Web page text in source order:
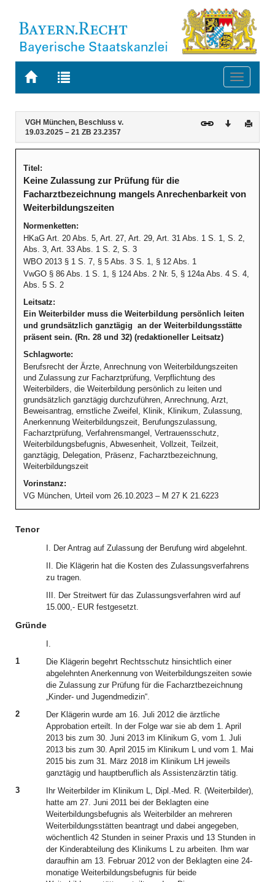
Zur
BAYERN.RECHT
Zur
letzten
Suche
Toggle
Navigation
Inhalt
VGH München, Beschluss v.
19.03.2025 – 21 ZB 23.2357
Download
Titel:
Keine Zulassung zur Prüfung für die
Facharztbezeichnung mangels Anrechenbarkeit von
Weiterbildungszeiten
Normenketten:
HKaG Art. 20 Abs. 5, Art. 27, Art. 29, Art. 31 Abs. 1 S. 1, S. 2,
Abs. 3, Art. 33 Abs. 1 S. 2, S. 3
WBO 2013 § 1 S. 7, § 5 Abs. 3 S. 1, § 12 Abs. 1
VwGO § 86 Abs. 1 S. 1, § 124 Abs. 2 Nr. 5, § 124a Abs. 4 S. 4,
Abs. 5 S. 2
Leitsatz:
Ein Weiterbilder muss die Weiterbildung persönlich leiten
und grundsätzlich ganztägig an der Weiterbildungsstätte
präsent sein. (Rn. 28 und 32) (redaktioneller Leitsatz)
Schlagworte:
Berufsrecht der Ärzte, Anrechnung von Weiterbildungszeiten
und Zulassung zur Facharztprüfung, Verpflichtung des
Weiterbilders, die Weiterbildung persönlich zu leiten und
grundsätzlich ganztägig durchzuführen, Anrechnung, Arzt,
Beweisantrag, ernstliche Zweifel, Klinik, Klinikum, Zulassung,
Anerkennung Weiterbildungszeit, Berufungszulassung,
Facharztprüfung, Verfahrensmangel, Vertrauensschutz,
Weiterbildungsbefugnis, Abwesenheit, Vollzeit, Teilzeit,
ganztägig, Delegation, Präsenz, Facharztbezeichnung,
Weiterbildungszeit
Vorinstanz:
VG München, Urteil vom 26.10.2023 – M 27 K 21.6223
Tenor
I. Der Antrag auf Zulassung der Berufung wird abgelehnt.
II. Die Klägerin hat die Kosten des Zulassungsverfahrens
zu tragen.
III. Der Streitwert für das Zulassungsverfahren wird auf
15.000,- EUR festgesetzt.
Gründe
I.
1
Die Klägerin begehrt Rechtsschutz hinsichtlich einer
abgelehnten Anerkennung von Weiterbildungszeiten sowie
die Zulassung zur Prüfung für die Facharztbezeichnung
„Kinder- und Jugendmedizin“.
2
Der Klägerin wurde am 16. Juli 2012 die ärztliche
Approbation erteilt. In der Folge war sie ab dem 1. April
2013 bis zum 30. Juni 2013 im Klinikum G, vom 1. Juli
2013 bis zum 30. April 2015 im Klinikum L und vom 1. Mai
2015 bis zum 31. März 2018 im Klinikum LH jeweils
ganztägig und hauptberuflich als Assistenzärztin tätig.
3
Ihr Weiterbilder im Klinikum L, Dipl.-Med. R. (Weiterbilder),
hatte am 27. Juni 2011 bei der Beklagten eine
Weiterbildungsbefugnis als Weiterbilder an mehreren
Weiterbildungsstätten beantragt und dabei angegeben,
wöchentlich 42 Stunden in seiner Praxis und 13 Stunden in
der Kinderabteilung des Klinikums L zu arbeiten. Ihm war
daraufhin am 13. Februar 2012 von der Beklagten eine 24-
monatige Weiterbildungsbefugnis für beide